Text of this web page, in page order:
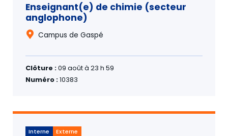
Enseignant(e) de chimie (secteur
anglophone)
Campus de Gaspé
Clôture :09 août à 23 h 59
Numéro :10383
Interne Externe